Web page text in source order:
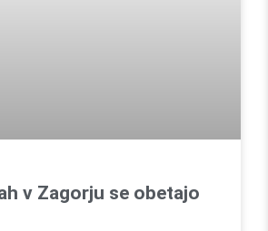
v Zagorju se obetajo